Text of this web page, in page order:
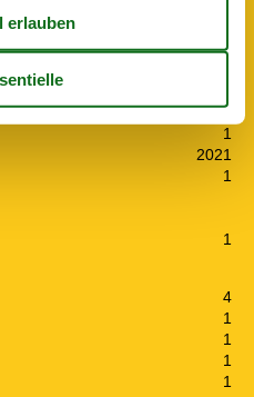
90 m²
1
1
2021
1
1
4
1
1
1
1